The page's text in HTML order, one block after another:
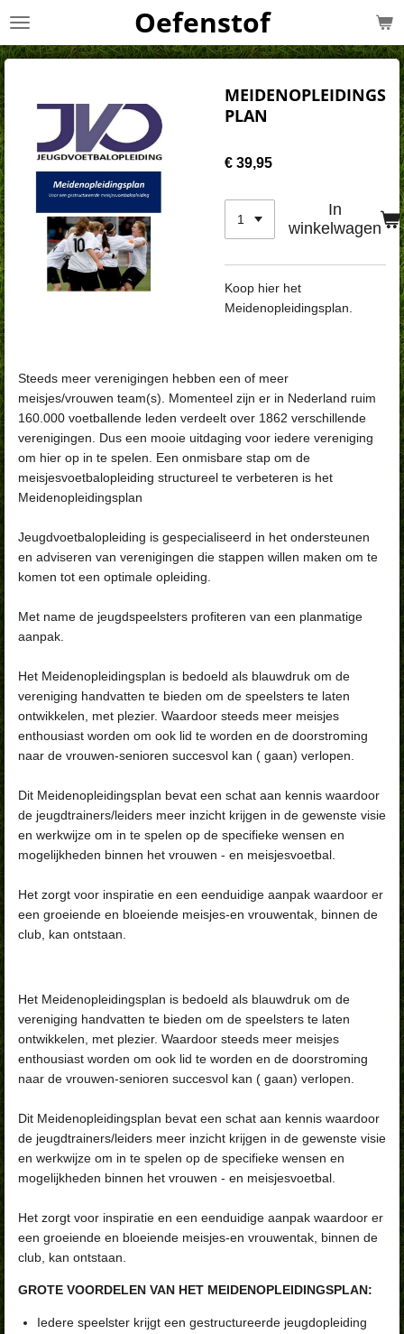
Ga
naar
Oefenstof
MEIDENOPLEIDINGS
PLAN
€ 39,95
In
winkelwagen
Koop hier het
Meidenopleidingsplan.
Steeds meer verenigingen hebben een of meer
meisjes/vrouwen team(s). Momenteel zijn er in Nederland ruim
160.000 voetballende leden verdeelt over 1862 verschillende
verenigingen. Dus een mooie uitdaging voor iedere vereniging
om hier op in te spelen. Een onmisbare stap om de
meisjesvoetbalopleiding structureel te verbeteren is het
Meidenopleidingsplan
Jeugdvoetbalopleiding is gespecialiseerd in het ondersteunen
en adviseren van verenigingen die stappen willen maken om te
komen tot een optimale opleiding.
Met name de jeugdspeelsters profiteren van een planmatige
aanpak.
Het Meidenopleidingsplan is bedoeld als blauwdruk om de
vereniging handvatten te bieden om de speelsters te laten
ontwikkelen, met plezier. Waardoor steeds meer meisjes
enthousiast worden om ook lid te worden en de doorstroming
naar de vrouwen-senioren succesvol kan ( gaan) verlopen.
Dit Meidenopleidingsplan bevat een schat aan kennis waardoor
de jeugdtrainers/leiders meer inzicht krijgen in de gewenste visie
en werkwijze om in te spelen op de specifieke wensen en
mogelijkheden binnen het vrouwen - en meisjesvoetbal.
Het zorgt voor inspiratie en een eenduidige aanpak waardoor er
een groeiende en bloeiende meisjes-en vrouwentak, binnen de
club, kan ontstaan.
Het Meidenopleidingsplan is bedoeld als blauwdruk om de
vereniging handvatten te bieden om de speelsters te laten
ontwikkelen, met plezier. Waardoor steeds meer meisjes
enthousiast worden om ook lid te worden en de doorstroming
naar de vrouwen-senioren succesvol kan ( gaan) verlopen.
Dit Meidenopleidingsplan bevat een schat aan kennis waardoor
de jeugdtrainers/leiders meer inzicht krijgen in de gewenste visie
en werkwijze om in te spelen op de specifieke wensen en
mogelijkheden binnen het vrouwen - en meisjesvoetbal.
Het zorgt voor inspiratie en een eenduidige aanpak waardoor er
een groeiende en bloeiende meisjes-en vrouwentak, binnen de
club, kan ontstaan.
GROTE VOORDELEN VAN HET MEIDENOPLEIDINGSPLAN:
Iedere speelster krijgt een gestructureerde jeugdopleiding